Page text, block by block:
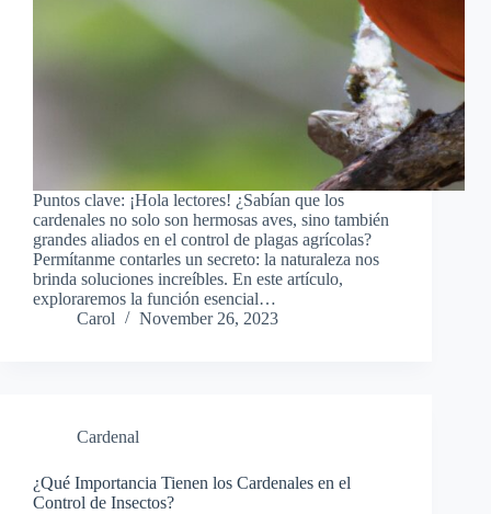
Puntos clave: ¡Hola lectores! ¿Sabían que los
cardenales no solo son hermosas aves, sino también
grandes aliados en el control de plagas agrícolas?
Permítanme contarles un secreto: la naturaleza nos
brinda soluciones increíbles. En este artículo,
exploraremos la función esencial…
Carol
November 26, 2023
Cardenal
¿Qué Importancia Tienen los Cardenales en el
Control de Insectos?